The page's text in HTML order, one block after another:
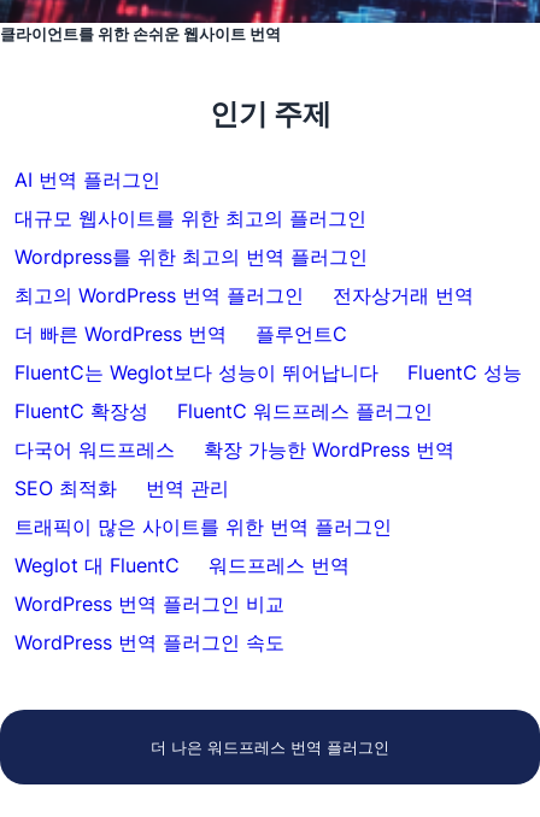
클라이언트를 위한 손쉬운 웹사이트 번역
인기 주제
AI 번역 플러그인
대규모 웹사이트를 위한 최고의 플러그인
Wordpress를 위한 최고의 번역 플러그인
최고의 WordPress 번역 플러그인
전자상거래 번역
더 빠른 WordPress 번역
플루언트C
FluentC는 Weglot보다 성능이 뛰어납니다
FluentC 성능
FluentC 확장성
FluentC 워드프레스 플러그인
다국어 워드프레스
확장 가능한 WordPress 번역
SEO 최적화
번역 관리
트래픽이 많은 사이트를 위한 번역 플러그인
Weglot 대 FluentC
워드프레스 번역
WordPress 번역 플러그인 비교
WordPress 번역 플러그인 속도
더 나은 워드프레스 번역 플러그인